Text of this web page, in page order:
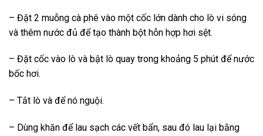
– Đặt 2 muỗng cà phê vào một cốc lớn dành cho lò vi sóng
và thêm nước đủ để tạo thành bột hỗn hợp hơi sệt.
– Đặt cốc vào lò và bật lò quay trong khoảng 5 phút để nước
bốc hơi.
– Tắt lò và để nó nguội.
– Dùng khăn để lau sạch các vết bẩn, sau đó lau lại bằng